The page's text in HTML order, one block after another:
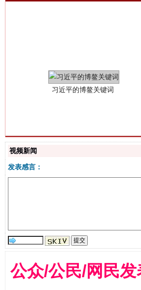
视频新闻
发表感言：
公众/公民/网民